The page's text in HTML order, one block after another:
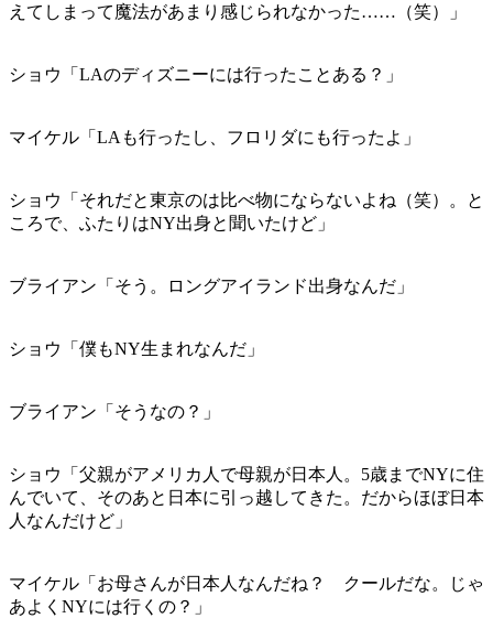
えてしまって魔法があまり感じられなかった……（笑）」
ショウ「LAのディズニーには行ったことある？」
マイケル「LAも行ったし、フロリダにも行ったよ」
ショウ「それだと東京のは比べ物にならないよね（笑）。と
ころで、ふたりはNY出身と聞いたけど」
ブライアン「そう。ロングアイランド出身なんだ」
ショウ「僕もNY生まれなんだ」
ブライアン「そうなの？」
ショウ「父親がアメリカ人で母親が日本人。5歳までNYに住
んでいて、そのあと日本に引っ越してきた。だからほぼ日本
人なんだけど」
マイケル「お母さんが日本人なんだね？ クールだな。じゃ
あよくNYには行くの？」